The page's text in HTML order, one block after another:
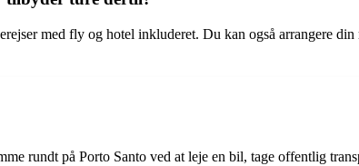
med fly og hotel inkluderet. Du kan også arrangere
rundt på Porto Santo ved at leje en bil, tage offentlig